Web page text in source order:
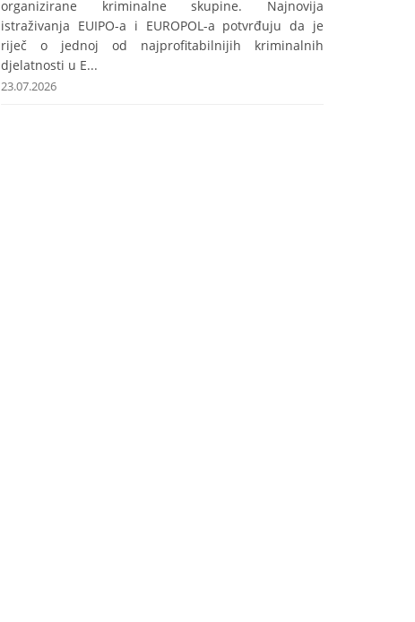
organizirane kriminalne skupine. Najnovija
istraživanja EUIPO-a i EUROPOL-a potvrđuju da je
riječ o jednoj od najprofitabilnijih kriminalnih
djelatnosti u E...
23.07.2026